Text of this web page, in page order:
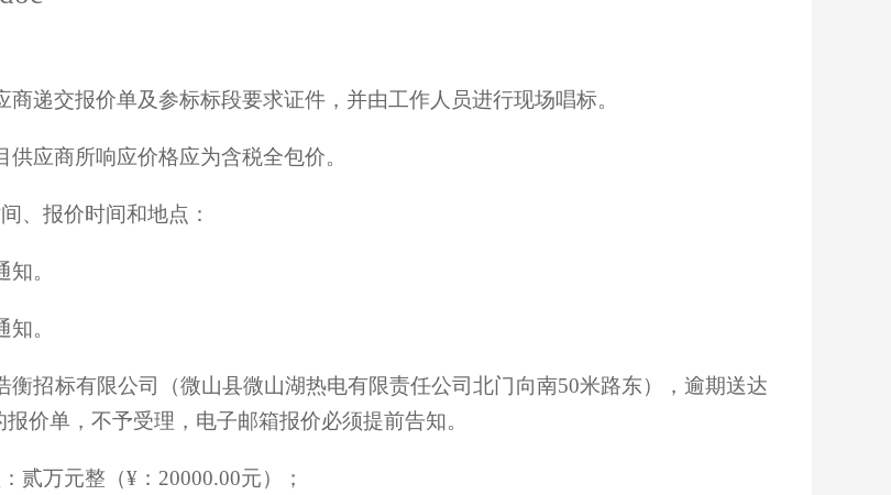
商递交报价单及参标标段要求证件，并由工作人员进行现场唱标。
供应商所响应价格应为含税全包价。
、报价时间和地点：
。
。
衡招标有限公司（微山县微山湖热电有限责任公司北门向南50米路东），逾期送达
价单，不予受理，电子邮箱报价必须提前告知。
贰万元整（¥：20000.00元）；